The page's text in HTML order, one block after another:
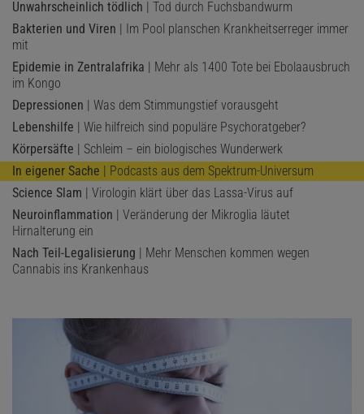
Unwahrscheinlich tödlich | Tod durch Fuchsbandwurm
Bakterien und Viren | Im Pool planschen Krankheitserreger immer
mit
Epidemie in Zentralafrika | Mehr als 1400 Tote bei Ebolaausbruch
im Kongo
Depressionen | Was dem Stimmungstief vorausgeht
Lebenshilfe | Wie hilfreich sind populäre Psychoratgeber?
Körpersäfte | Schleim – ein biologisches Wunderwerk
In eigener Sache | Podcasts aus dem Spektrum-Universum
Science Slam | Virologin klärt über das Lassa-Virus auf
Neuroinflammation | Veränderung der Mikroglia läutet
Hirnalterung ein
Nach Teil-Legalisierung | Mehr Menschen kommen wegen
Cannabis ins Krankenhaus